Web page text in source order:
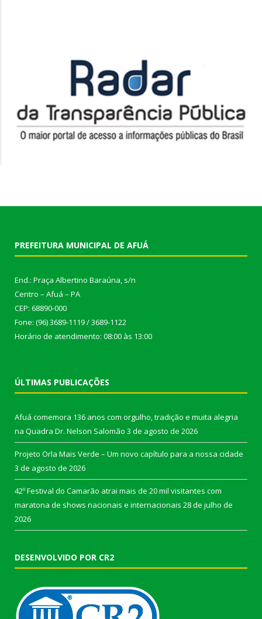
PREFEITURA MUNICIPAL DE AFUÁ
End.: Praça Albertino Baraúna, s/n
Centro – Afuá – PA
CEP: 68890-000
Fone: (96) 3689-1119 / 3689-1122
Horário de atendimento: 08:00 às 13:00
ÚLTIMAS PUBLICAÇÕES
Afuá comemora 136 anos com orgulho, tradição e muita alegria
na Quadra Dr. Nelson Salomão 3 de agosto de 2026
Projeto Orla Mais Verde – Um novo capítulo para a nossa cidade
3 de agosto de 2026
42º Festival do Camarão atrai mais de 20 mil visitantes com
maratona de shows nacionais e internacionais 28 de julho de
2026
DESENVOLVIDO POR CR2